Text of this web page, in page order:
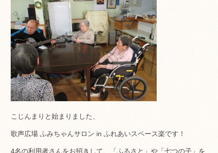
こじんまりと始まりました、
歌声広場 ふみちゃんサロン in ふれあいスペース楽です！
4名の利用者さんをお招きして、「ふるさと」や「七つの子」を